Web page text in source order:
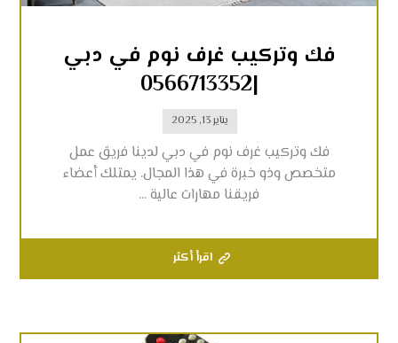
فك وتركيب غرف نوم في دبي
|0566713352
يناير 13, 2025
فك وتركيب غرف نوم في دبي لدينا فريق عمل
متخصص وذو خبرة في هذا المجال. يمتلك أعضاء
فريقنا مهارات عالية ...
اقرأ أكثر